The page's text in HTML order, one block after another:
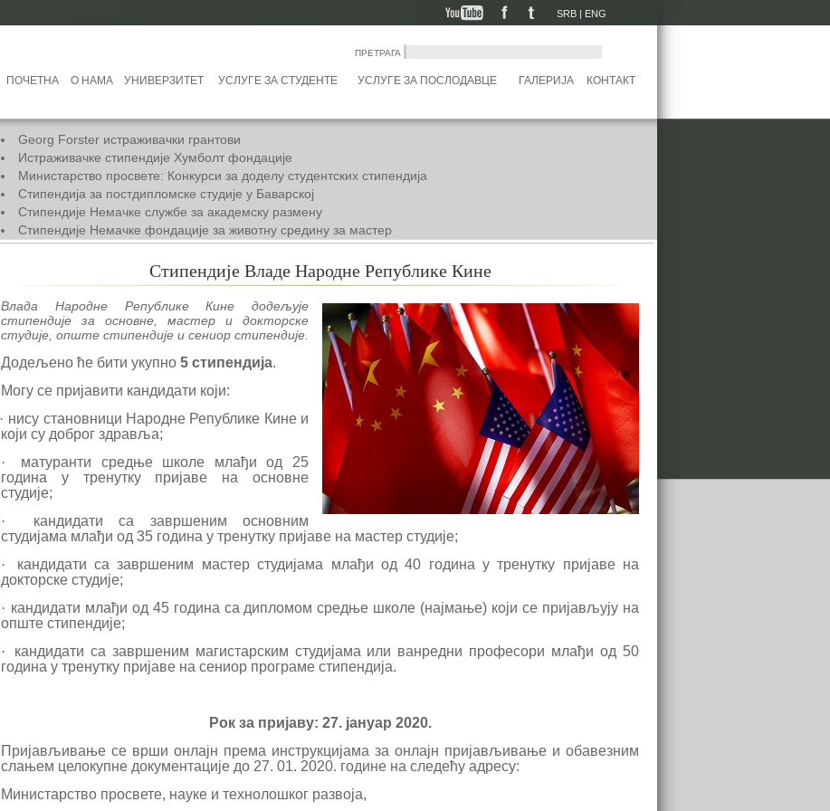
SRB | ENG
ПРЕТРАГА
ПОЧЕТНА О НАМА УНИВЕРЗИТЕТ УСЛУГЕ ЗА СТУДЕНТЕ УСЛУГЕ ЗА ПОСЛОДАВЦЕ ГАЛЕРИЈА КОНТАКТ
Georg Forster истраживачки грантови
Истраживачке стипендије Хумболт фондације
Министарство просвете: Конкурси за доделу студентских стипендија
Стипендија за постдипломске студије у Баварској
Стипендије Немачке службе за академску размену
Стипендије Немачке фондације за животну средину за мастер
дипломце
Чивнинг стипендије за мастер студије у Великој Британији за
Стипендије Владе Народне Републике Кине
Влада Народне Републике Кине додељује
стипендије за основне, мастер и докторске
студије, опште стипендије и сениор стипендије.
Додељено ће бити укупно 5 стипендија.
Могу се пријавити кандидати који:
· нису становници Народне Републике Кине и
који су доброг здравља;
·
матуранти средње школе млађи од 25
година у тренутку пријаве на основне
студије;
·
кандидати са завршеним основним
студијама млађи од 35 година у тренутку пријаве на мастер студије;
·
кандидати са завршеним мастер студијама млађи од 40 година у тренутку пријаве на
докторске студије;
· кандидати млађи од 45 година са дипломом средње школе (најмање) који се пријављују на
опште стипендије;
·
кандидати са завршеним магистарским студијама или ванредни професори млађи од 50
година у тренутку пријаве на сениор програме стипендија.
Рок за пријаву: 27. јануар 2020.
Пријављивање се врши онлајн према инструкцијама за онлајн пријављивање и обавезним
слањем целокупне документације до 27. 01. 2020. године на следећу адресу:
Министарство просвете, науке и технолошког развоја,